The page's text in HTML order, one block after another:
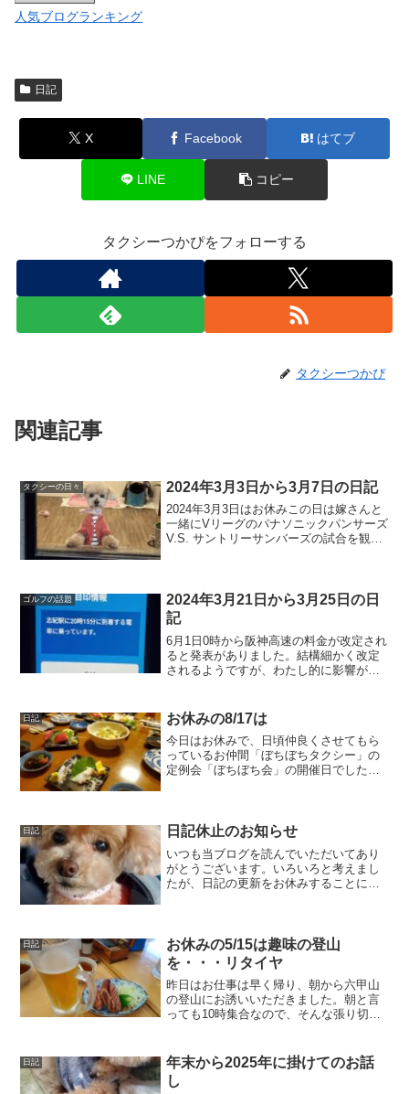
人気ブログランキング
日記
X Facebook はてブ
LINE コピー
タクシーつかぴをフォローする
タクシーつかぴ
関連記事
タクシーの日々 2024年3月3日から3月7日の日記
2024年3月3日はお休みこの日は嫁さんと
一緒にVリーグのパナソニックパンサーズ
V.S. サントリーサンバーズの試合を観戦
津さんが...
ゴルフの話題
2024年3月21日から3月25日の日
記
6月1日0時から阪神高速の料金が改定され
ると発表がありました。結構細かく改定
されるようですが、わたし的に影響があ
引・しばらくの間は関空割引があるです
かね。あと、直...
日記 お休みの8/17は
今日はお休みで、日頃仲良くさせてもら
っているお仲間「ぼちぼちタクシー」の
定例会「ぼちぼち会」の開催日でした。
回はワンコイン八尾から2...
日記 日記休止のお知らせ
いつも当ブログを読んでいただいてあり
がとうございます。いろいろと考えまし
たが、日記の更新をお休みすることにし
日記を書いたのですが...
日記
お休みの5/15は趣味の登山
を・・・リタイヤ
昨日はお仕事は早く帰り、朝から六甲山
の登山にお誘いいただきました。朝と言
っても10時集合なので、そんな張り切っ
朝食なのか、早めの昼食なのか微妙な時
間帯ですが、ごはんを...
日記
年末から2025年に掛けてのお話
し